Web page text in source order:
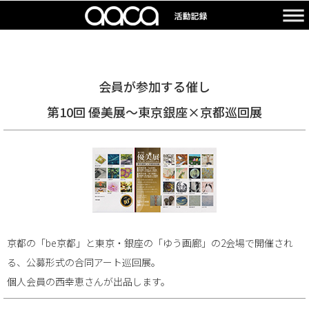
会員が参加する催し
第10回 優美展～東京銀座×京都巡回展
京都の「be京都」と東京・銀座の「ゆう画廊」の2会場で開催され
る、公募形式の合同アート巡回展。
個人会員の西幸恵さんが出品します。